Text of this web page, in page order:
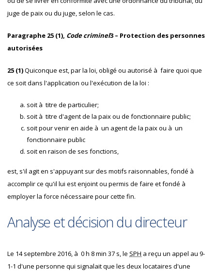
juge de paix ou du juge, selon le cas.
Paragraphe 25 (1), Code criminel3 – Protection des personnes
autorisées
25 (1)Quiconque est, par la loi, obligé ou autorisé à faire quoi que
ce soit dans l'application ou l'exécution de la loi :
soit à titre de particulier;
soit à titre d'agent de la paix ou de fonctionnaire public;
soit pour venir en aide à un agent de la paix ou à un
fonctionnaire public
soit en raison de ses fonctions,
est, s'il agit en s'appuyant sur des motifs raisonnables, fondé à
accomplir ce qu'il lui est enjoint ou permis de faire et fondé à
employer la force nécessaire pour cette fin.
Analyse et décision du directeur
Le 14 septembre 2016, à 0 h 8 min 37 s, le SPH a reçu un appel au 9-
1-1 d'une personne qui signalait que les deux locataires d'une